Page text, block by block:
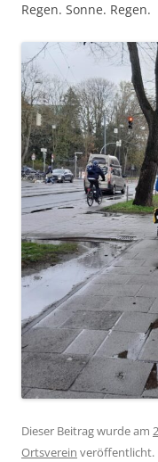
Regen. Sonne. Regen.
Dieser Beitrag wurde am
Ortsverein veröffentlicht.